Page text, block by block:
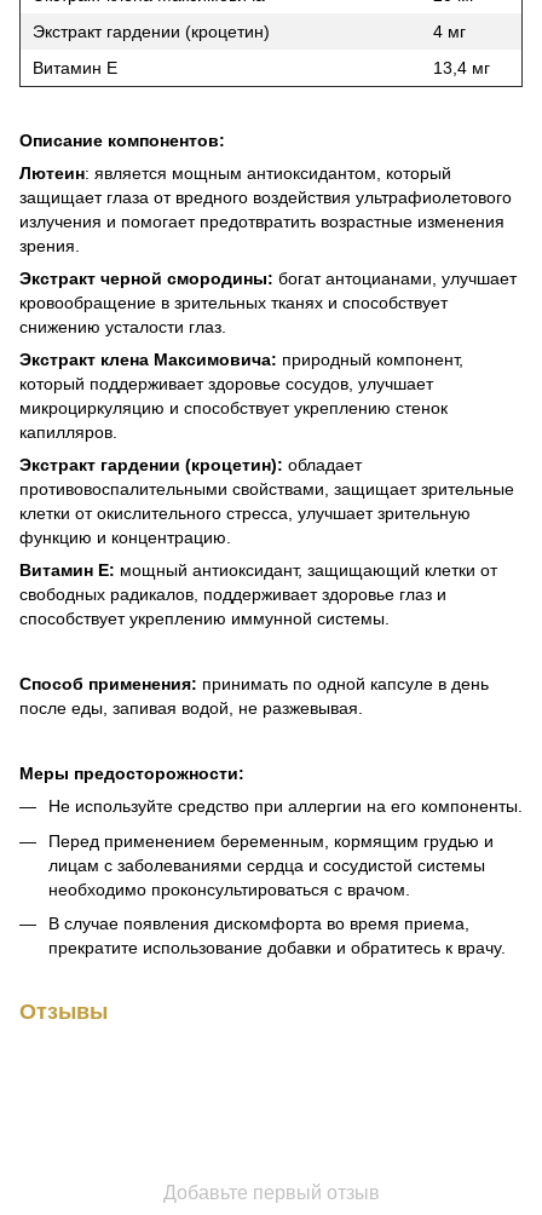
Экстракт гардении (кроцетин)
4 мг
Витамин Е
13,4 мг
Описание компонентов:
Лютеин: является мощным антиоксидантом, который
защищает глаза от вредного воздействия ультрафиолетового
излучения и помогает предотвратить возрастные изменения
зрения.
Экстракт черной смородины: богат антоцианами, улучшает
кровообращение в зрительных тканях и способствует
снижению усталости глаз.
Экстракт клена Максимовича: природный компонент,
который поддерживает здоровье сосудов, улучшает
микроциркуляцию и способствует укреплению стенок
капилляров.
Экстракт гардении (кроцетин): обладает
противовоспалительными свойствами, защищает зрительные
клетки от окислительного стресса, улучшает зрительную
функцию и концентрацию.
Витамин Е: мощный антиоксидант, защищающий клетки от
свободных радикалов, поддерживает здоровье глаз и
способствует укреплению иммунной системы.
Способ применения: принимать по одной капсуле в день
после еды, запивая водой, не разжевывая.
Меры предосторожности:
Не используйте средство при аллергии на его компоненты.
Перед применением беременным, кормящим грудью и
лицам с заболеваниями сердца и сосудистой системы
необходимо проконсультироваться с врачом.
В случае появления дискомфорта во время приема,
прекратите использование добавки и обратитесь к врачу.
Отзывы
Добавьте первый отзыв